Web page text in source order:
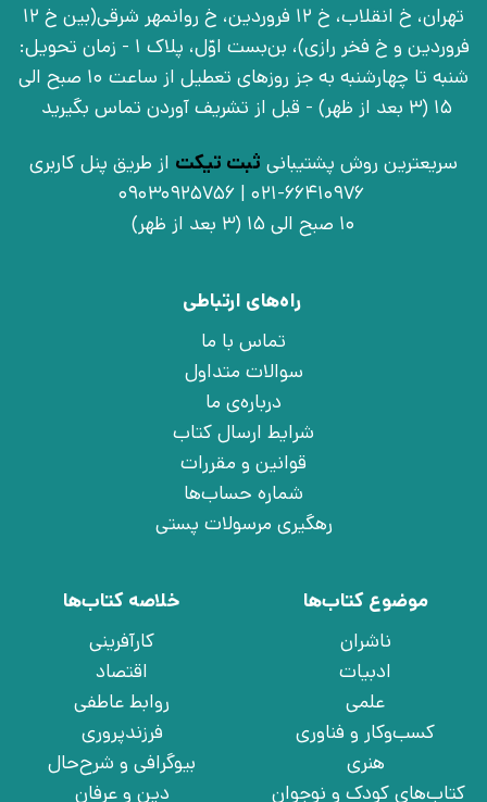
تهران، خ انقلاب، خ 12 فروردین، خ روانمهر شرقی(بین خ 12
فروردین و خ فخر رازی)، بن‌بست اوّل، پلاک 1 - زمان تحویل:
شنبه تا چهارشنبه به جز روزهای تعطیل از ساعت 10 صبح الی
15 (3 بعد از ظهر) - قبل از تشریف آوردن تماس بگیرید
سریعترین روش پشتیبانی ثبت تیکت از طریق پنل کاربری
021-66410976 | 09030925756
10 صبح الی 15 (3 بعد از ظهر)
راه‌های ارتباطی
تماس با ما
سوالات متداول
درباره‌ی ما
شرایط ارسال کتاب
قوانین و مقررات
شماره حساب‌ها
رهگیری مرسولات پستی
موضوع کتاب‌ها
ناشران
ادبیات
علمی
کسب‌وکار و فناوری
هنری
کتاب‌های کودک و نوجوان
خلاصه کتاب‌ها
کارآفرینی
اقتصاد
روابط عاطفی
فرزندپروری
بیوگرافی و شرح‌حال
دین و عرفان